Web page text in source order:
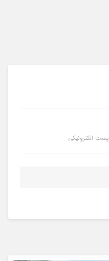
پست الکترونیکی